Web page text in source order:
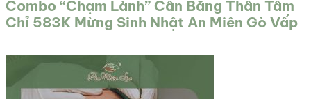
Combo “Chạm Lành” Cân Bằng Thân Tâm
Chỉ 583K Mừng Sinh Nhật An Miên Gò Vấp